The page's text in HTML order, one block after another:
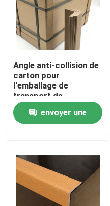
Produits
Parqueter le papier de
Petit pain provisoire de
Protection de plancher
Papier d'imprimerie de
Feuilles parquetantes
Angle anti-collision de
carton pour
l'emballage de
transport de
logistique
envoyer une